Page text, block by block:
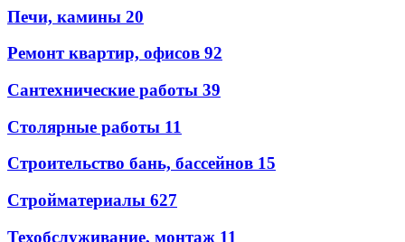
Печи, камины 20
Ремонт квартир, офисов 92
Сантехнические работы 39
Столярные работы 11
Строительство бань, бассейнов 15
Стройматериалы 627
Техобслуживание, монтаж 11